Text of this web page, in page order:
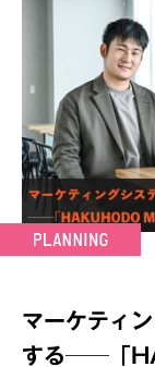
マーケティ
する──「